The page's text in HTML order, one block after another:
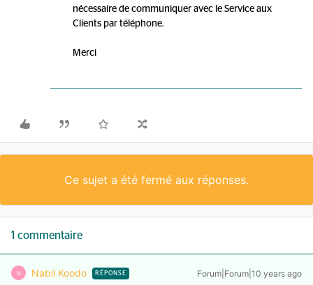
nécessaire de communiquer avec le Service aux
Clients par téléphone.
Merci
Ce sujet a été fermé aux réponses.
1 commentaire
N Nabil Koodo RÉPONSE Forum|Forum|10 years ago